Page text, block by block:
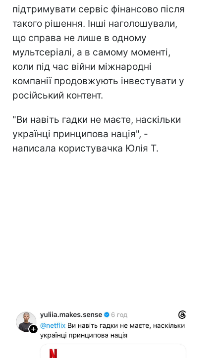
підтримувати сервіс фінансово після
такого рішення. Інші наголошували,
що справа не лише в одному
мультсеріалі, а в самому моменті,
коли під час війни міжнародні
компанії продовжують інвестувати у
російський контент.
"Ви навіть гадки не маєте, наскільки
українці принципова нація", -
написала користувачка Юлія Т.